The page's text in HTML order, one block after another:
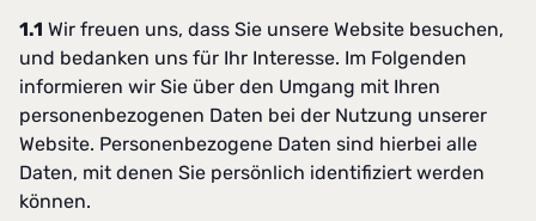
1.1 Wir freuen uns, dass Sie unsere Website besuchen,
und bedanken uns für Ihr Interesse. Im Folgenden
informieren wir Sie über den Umgang mit Ihren
personenbezogenen Daten bei der Nutzung unserer
Website. Personenbezogene Daten sind hierbei alle
Daten, mit denen Sie persönlich identifiziert werden
können.